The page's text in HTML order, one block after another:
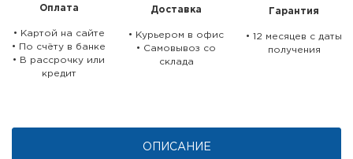
Оплата
• Картой на сайте
• По счёту в банке
• В рассрочку или
кредит
Доставка
• Курьером в офис
• Самовывоз со
склада
Гарантия
• 12 месяцев c даты
получения
ОПИСАНИЕ